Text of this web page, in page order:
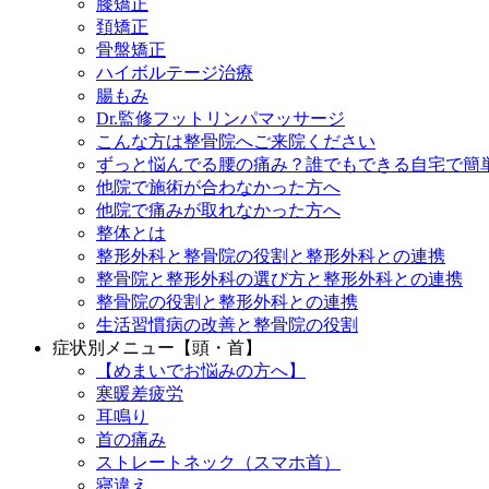
膝矯正
頚矯正
骨盤矯正
ハイボルテージ治療
腸もみ
Dr.監修フットリンパマッサージ
こんな方は整骨院へご来院ください
ずっと悩んでる腰の痛み？誰でもできる自宅で簡
他院で施術が合わなかった方へ
他院で痛みが取れなかった方へ
整体とは
整形外科と整骨院の役割と整形外科との連携
整骨院と整形外科の選び方と整形外科との連携
整骨院の役割と整形外科との連携
生活習慣病の改善と整骨院の役割
症状別メニュー【頭・首】
【めまいでお悩みの方へ】
寒暖差疲労
耳鳴り
首の痛み
ストレートネック（スマホ首）
寝違え